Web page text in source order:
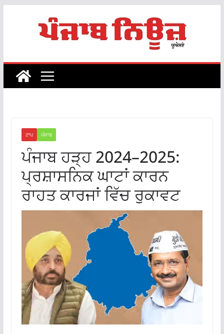
ਟਾਪ ਪੰਜਾਬ
ਪੰਜਾਬ ਹੜ੍ਹ 2024–2025:
ਪ੍ਰਸ਼ਾਸਨਿਕ ਘਾਟਾਂ ਕਾਰਨ
ਰਾਹਤ ਕਾਰਜਾਂ ਵਿੱਚ ਰੁਕਾਵਟ